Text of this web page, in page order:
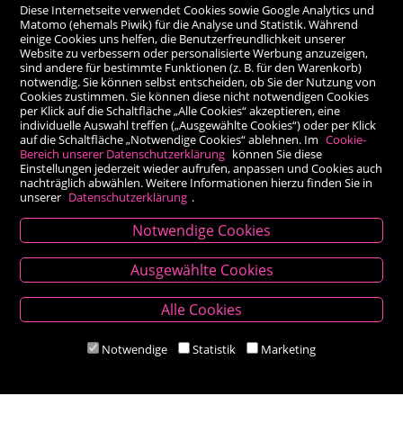
Kontakt
Besold Buch-Papier
Hauptplatz 14, 9300 St. Veit an der Glan
M:bestellung@besold.at
Diese Internetseite verwendet Cookies sowie Google Analytics und
Matomo (ehemals Piwik) für die Analyse und Statistik. Während
einige Cookies uns helfen, die Benutzerfreundlichkeit unserer
Website zu verbessern oder personalisierte Werbung anzuzeigen,
sind andere für bestimmte Funktionen (z. B. für den Warenkorb)
notwendig. Sie können selbst entscheiden, ob Sie der Nutzung von
Cookies zustimmen. Sie können diese nicht notwendigen Cookies
per Klick auf die Schaltfläche „Alle Cookies“ akzeptieren, eine
individuelle Auswahl treffen („Ausgewählte Cookies“) oder per Klick
auf die Schaltfläche „Notwendige Cookies“ ablehnen. Im Cookie-
Bereich unserer Datenschutzerklärung können Sie diese
Einstellungen jederzeit wieder aufrufen, anpassen und Cookies auch
nachträglich abwählen. Weitere Informationen hierzu finden Sie in
unserer Datenschutzerklärung .
Notwendige Cookies
Ausgewählte Cookies
Alle Cookies
Notwendige Statistik Marketing